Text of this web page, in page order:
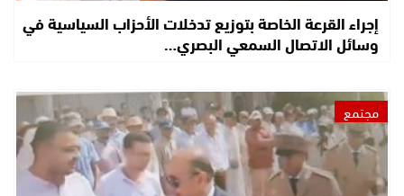
إجراء القرعة الخاصة بتوزيع تدخلات الأحزاب السياسية في
وسائل الاتصال السمعي البصري…
مجتمع